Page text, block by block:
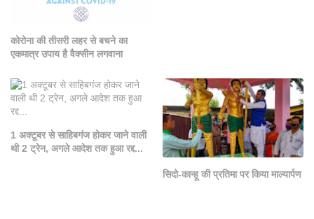
कोरोना की तीसरी लहर से बचने का
एकमात्र उपाय है वैक्सीन लगवाना
1 अक्टूबर से साहिबगंज होकर जाने वाली
थी 2 ट्रेन, अगले आदेश तक हुआ रद्द...
सिदो-कान्हू की प्रतिमा पर किया माल्यार्पण